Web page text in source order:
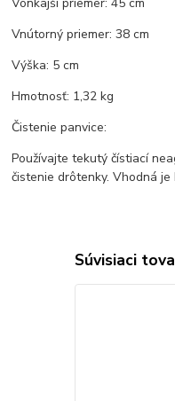
Vonkajší priemer: 45 cm
Vnútorný priemer: 38 cm
Výška: 5 cm
Hmotnosť: 1,32 kg
Čistenie panvice:
Používajte tekutý čístiací
čistenie drôtenky. Vhodná
Súvisiaci